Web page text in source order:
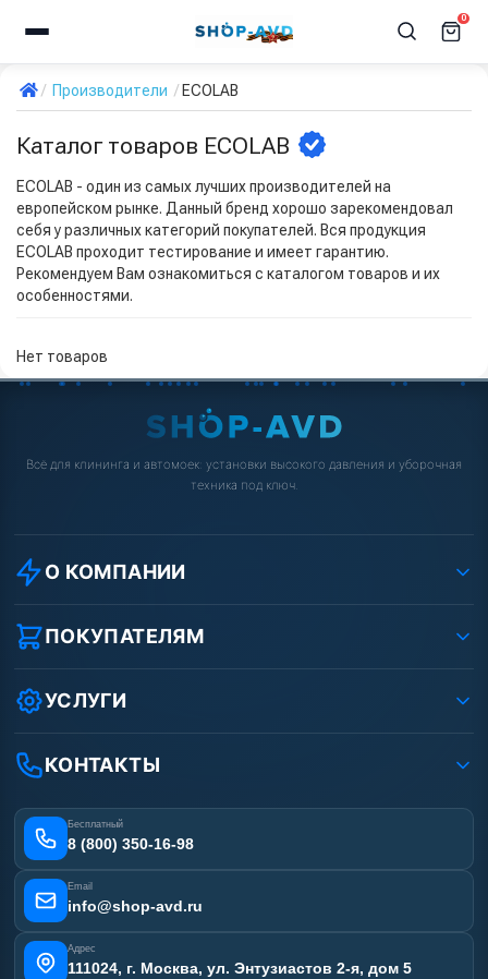
0
Производители ECOLAB
Каталог товаров ECOLAB
ECOLAB - один из самых лучших производителей на
европейском рынке. Данный бренд хорошо зарекомендовал
себя у различных категорий покупателей. Вся продукция
ECOLAB проходит тестирование и имеет гарантию.
Рекомендуем Вам ознакомиться с каталогом товаров и их
особенностями.
Нет товаров
Всё для клининга и автомоек: установки высокого давления и уборочная
техника под ключ.
О КОМПАНИИ
О компании
Реквизиты ООО «Шоп АВД»
Защита данных клиента
Условия соглашения
Вакансии
Статьи
ПОКУПАТЕЛЯМ
Как заказать?
Оплата
Доставка
Лизинг
Получить скидку
УСЛУГИ
Услуги
Аренда АВД
Ремонт АВД
Сертификаты
Наши работы
Карта сайта
КОНТАКТЫ
Бесплатный
8 (800) 350-16-98
Email
info@shop-avd.ru
Адрес
111024, г. Москва, ул. Энтузиастов 2-я, дом 5